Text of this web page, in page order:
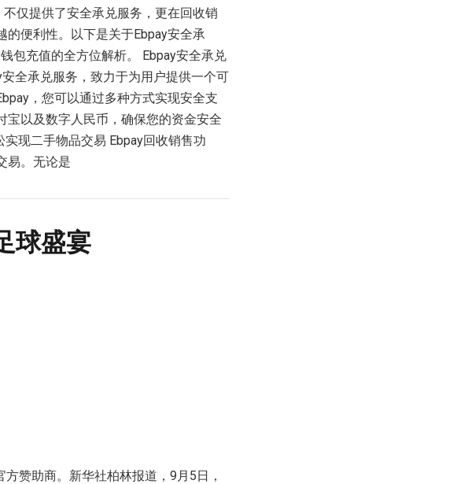
仅提供了安全承兑服务，更在回收销
的便利性。以下是关于Ebpay安全承
包充值的全方位解析。 Ebpay安全承兑
全承兑服务，致力于为用户提供一个可
，您可以通过多种方式实现安全支
宝以及数字人民币，确保您的资金安全
现二手物品交易 Ebpay回收销售功
易。无论是
球盛宴
赞助商。新华社柏林报道，9月5日，